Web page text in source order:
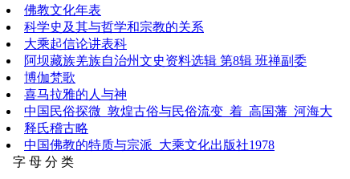
佛教文化年表
科学史及其与哲学和宗教的关系
大乘起信论讲表科
阿坝藏族羌族自治州文史资料选辑 第8辑 班禅副委
博伽梵歌
喜马拉雅的人与神
中国民俗探微_敦煌古俗与民俗流变_着_高国藩_河海大
释氏稽古略
中国佛教的特质与宗派_大乘文化出版社1978
字 母 分 类